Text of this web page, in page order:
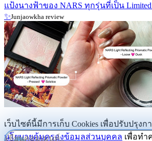
แป้งนางฟ้าของ NARS ทุกรุ่นที่เป็น Limited
✨Junjaowkha review
เว็บไซต์นี้มีการเก็บ Cookies เพื่อปรับปรุง
นโยบายคุ้มครองข้อมูลส่วนบุคคล เพื่อทำ